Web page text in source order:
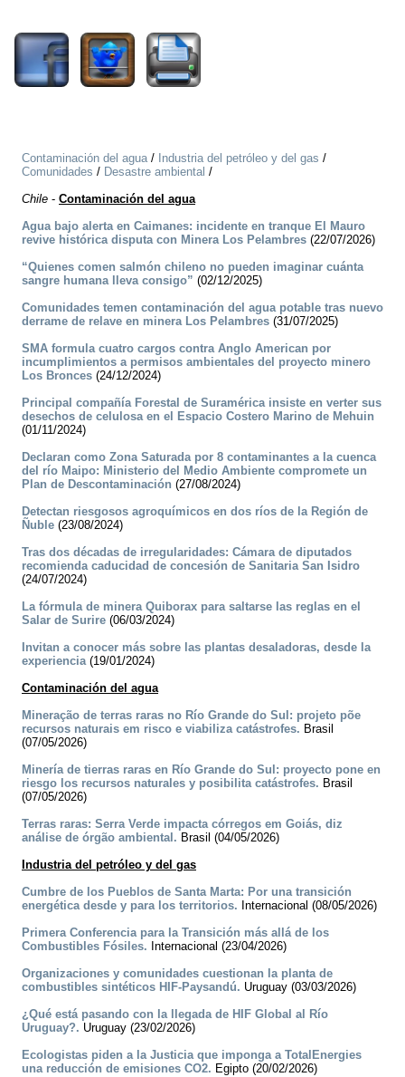
Contaminación del agua/ Industria del petróleo y del gas /
Comunidades / Desastre ambiental /
Chile - Contaminación del agua
Agua bajo alerta en Caimanes: incidente en tranque El Mauro
revive histórica disputa con Minera Los Pelambres (22/07/2026)
“Quienes comen salmón chileno no pueden imaginar cuánta
sangre humana lleva consigo” (02/12/2025)
Comunidades temen contaminación del agua potable tras nuevo
derrame de relave en minera Los Pelambres (31/07/2025)
SMA formula cuatro cargos contra Anglo American por
incumplimientos a permisos ambientales del proyecto minero
Los Bronces (24/12/2024)
Principal compañía Forestal de Suramérica insiste en verter sus
desechos de celulosa en el Espacio Costero Marino de Mehuin
(01/11/2024)
Declaran como Zona Saturada por 8 contaminantes a la cuenca
del río Maipo: Ministerio del Medio Ambiente compromete un
Plan de Descontaminación (27/08/2024)
Detectan riesgosos agroquímicos en dos ríos de la Región de
Ñuble (23/08/2024)
Tras dos décadas de irregularidades: Cámara de diputados
recomienda caducidad de concesión de Sanitaria San Isidro
(24/07/2024)
La fórmula de minera Quiborax para saltarse las reglas en el
Salar de Surire (06/03/2024)
Invitan a conocer más sobre las plantas desaladoras, desde la
experiencia(19/01/2024)
Contaminación del agua
Mineração de terras raras no Río Grande do Sul: projeto põe
recursos naturais em risco e viabiliza catástrofes. Brasil
(07/05/2026)
Minería de tierras raras en Río Grande do Sul: proyecto pone en
riesgo los recursos naturales y posibilita catástrofes. Brasil
(07/05/2026)
Terras raras: Serra Verde impacta córregos em Goiás, diz
análise de órgão ambiental. Brasil (04/05/2026)
Industria del petróleo y del gas
Cumbre de los Pueblos de Santa Marta: Por una transición
energética desde y para los territorios. Internacional (08/05/2026)
Primera Conferencia para la Transición más allá de los
Combustibles Fósiles. Internacional (23/04/2026)
Organizaciones y comunidades cuestionan la planta de
combustibles sintéticos HIF-Paysandú. Uruguay (03/03/2026)
¿Qué está pasando con la llegada de HIF Global al Río
Uruguay?. Uruguay (23/02/2026)
Ecologistas piden a la Justicia que imponga a TotalEnergies
una reducción de emisiones CO2. Egipto (20/02/2026)